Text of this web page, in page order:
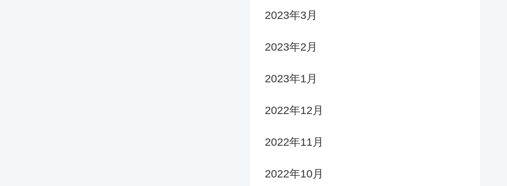
2023年3月
2023年2月
2023年1月
2022年12月
2022年11月
2022年10月